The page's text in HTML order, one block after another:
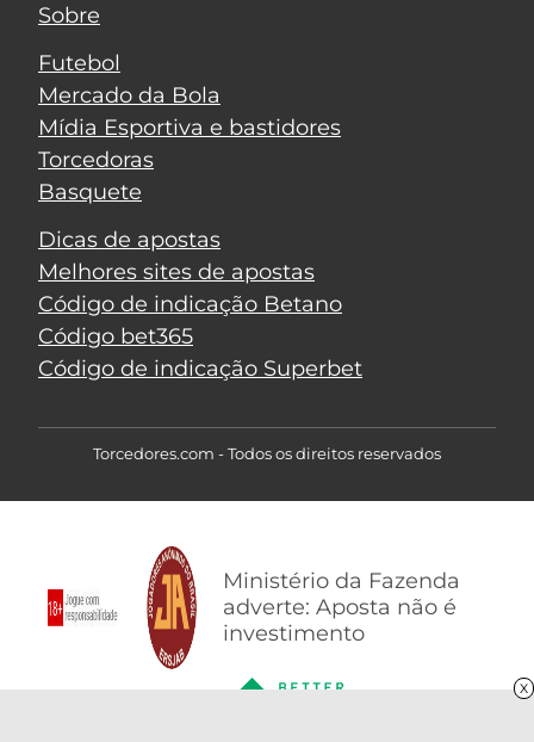
X
Sobre
Futebol
Mercado da Bola
Mídia Esportiva e bastidores
Torcedoras
Basquete
Dicas de apostas
Melhores sites de apostas
Código de indicação Betano
Código bet365
Código de indicação Superbet
Torcedores.com - Todos os direitos reservados
Ministério da Fazenda
adverte: Aposta não é
investimento